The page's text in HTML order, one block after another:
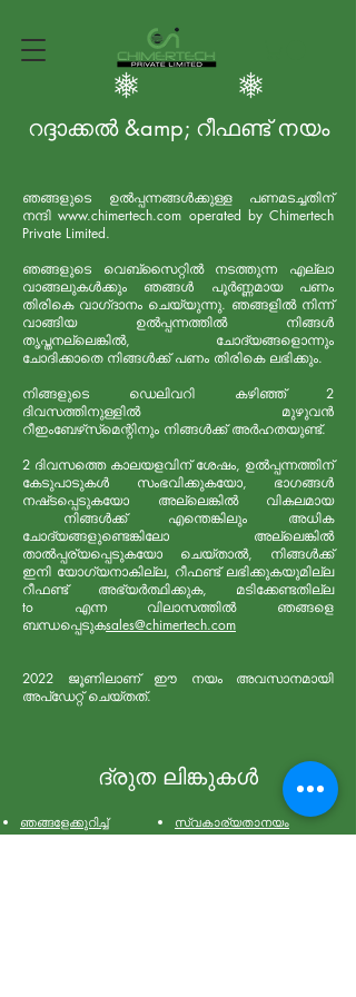
റദ്ദാക്കൽ &amp; റീഫണ്ട് നയം
ഞങ്ങളുടെ ഉൽപ്പന്നങ്ങൾക്കുള്ള പണമടച്ചതിന്
നന്ദിwww.chimertech.com operated by Chimertech
Private Limited.
ഞങ്ങളുടെ വെബ്‌സൈറ്റിൽ നടത്തുന്ന എല്ലാ
വാങ്ങലുകൾക്കും ഞങ്ങൾ പൂർണ്ണമായ പണം
തിരികെ വാഗ്‌ദാനം ചെയ്യുന്നു. ഞങ്ങളിൽ നിന്ന്
വാങ്ങിയ ഉൽപ്പന്നത്തിൽ നിങ്ങൾ
തൃപ്തനല്ലെങ്കിൽ, ചോദ്യങ്ങളൊന്നും
ചോദിക്കാതെ നിങ്ങൾക്ക് പണം തിരികെ ലഭിക്കും.
നിങ്ങളുടെ ഡെലിവറി കഴിഞ്ഞ് 2
ദിവസത്തിനുള്ളിൽ മുഴുവൻ
റീഇംബേഴ്‌സ്‌മെന്റിനും നിങ്ങൾക്ക് അർഹതയുണ്ട്.
2 ദിവസത്തെ കാലയളവിന് ശേഷം, ഉൽപ്പന്നത്തിന്
കേടുപാടുകൾ സംഭവിക്കുകയോ, ഭാഗങ്ങൾ
നഷ്‌ടപ്പെടുകയോ അല്ലെങ്കിൽ വികലമായ
നിങ്ങൾക്ക് എന്തെങ്കിലും അധിക
ചോദ്യങ്ങളുണ്ടെങ്കിലോ അല്ലെങ്കിൽ
താൽപ്പര്യപ്പെടുകയോ ചെയ്‌താൽ, നിങ്ങൾക്ക്
ഇനി യോഗ്യനാകില്ല, റീഫണ്ട് ലഭിക്കുകയുമില്ല
റീഫണ്ട് അഭ്യർത്ഥിക്കുക, മടിക്കേണ്ടതില്ല
to എന്ന വിലാസത്തിൽ ഞങ്ങളെ
ബന്ധപ്പെടുകsales@chimertech.com
2022 ജൂണിലാണ് ഈ നയം അവസാനമായി
അപ്ഡേറ്റ് ചെയ്തത്.
ദ്രുത ലിങ്കുകൾ
ഞങ്ങളേക്കുറിച്ച്
സ്വകാര്യതാനയം